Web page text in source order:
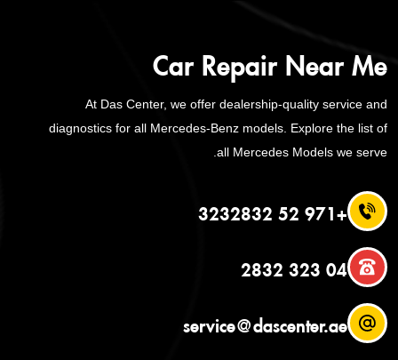
Car Repair Near Me
At Das Center, we offer dealership-quality service and
diagnostics for all Mercedes-Benz models. Explore the list of
all Mercedes Models we serve.
+971 52 3232832
04 323 2832
service@dascenter.ae